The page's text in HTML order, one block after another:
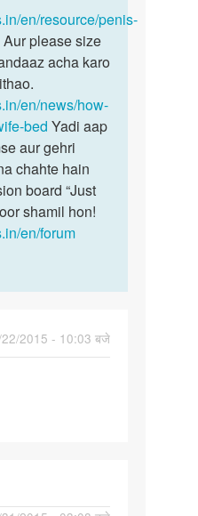
en/resource/penis-
Aur please size
acha karo
en/news/how-
bed Yadi aap
aur gehri
chahte hain
board “Just
shamil hon!
en/forum
2015 - 10:03 बजे